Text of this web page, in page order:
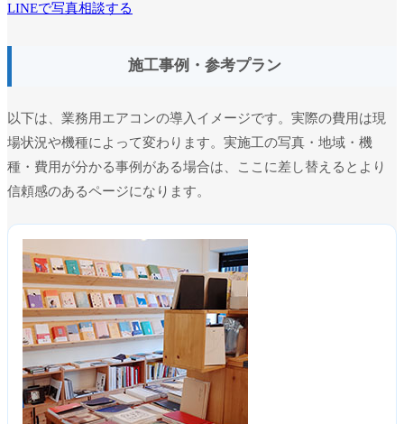
LINEで写真相談する
施工事例・参考プラン
以下は、業務用エアコンの導入イメージです。実際の費用は現
場状況や機種によって変わります。実施工の写真・地域・機
種・費用が分かる事例がある場合は、ここに差し替えるとより
信頼感のあるページになります。